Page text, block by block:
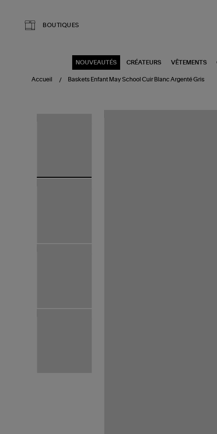
BOUTIQUES
NOUVEAUTÉS CRÉATEURS VÊTEMENTS
Accueil Baskets Enfant May School Cuir Blanc Argenté Gris